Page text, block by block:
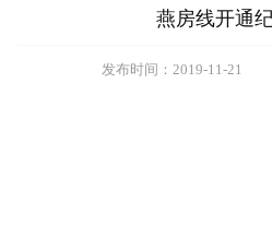
燕房线开通
发布时间：2019-11-21